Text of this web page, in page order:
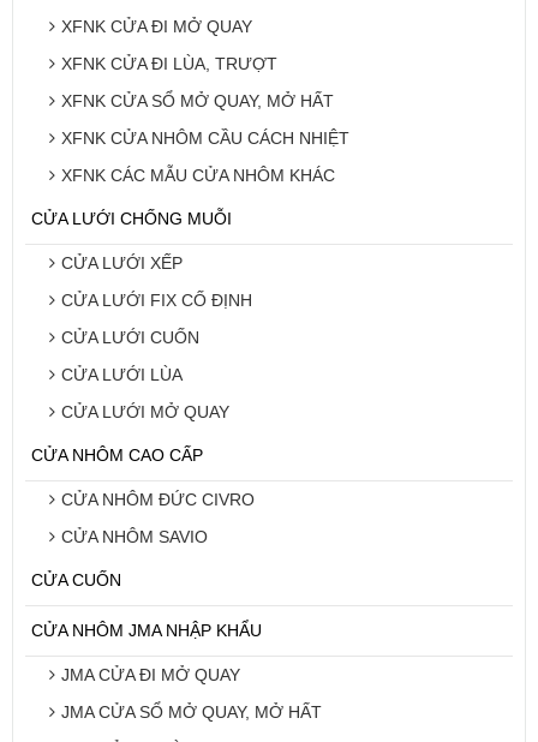
XFNK CỬA ĐI MỞ QUAY
XFNK CỬA ĐI LÙA, TRƯỢT
XFNK CỬA SỔ MỞ QUAY, MỞ HẤT
XFNK CỬA NHÔM CẦU CÁCH NHIỆT
XFNK CÁC MẪU CỬA NHÔM KHÁC
CỬA LƯỚI CHỐNG MUỖI
CỬA LƯỚI XẾP
CỬA LƯỚI FIX CỐ ĐỊNH
CỬA LƯỚI CUỐN
CỬA LƯỚI LÙA
CỬA LƯỚI MỞ QUAY
CỬA NHÔM CAO CẤP
CỬA NHÔM ĐỨC CIVRO
CỬA NHÔM SAVIO
CỬA CUỐN
CỬA NHÔM JMA NHẬP KHẨU
JMA CỬA ĐI MỞ QUAY
JMA CỬA SỔ MỞ QUAY, MỞ HẤT